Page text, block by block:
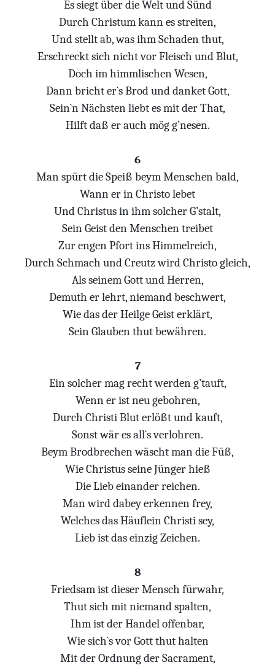
Es siegt über die Welt und Sünd
Durch Christum kann es streiten,
Und stellt ab, was ihm Schaden thut,
Erschreckt sich nicht vor Fleisch und Blut,
Doch im himmlischen Wesen,
Dann bricht er`s Brod und danket Gott,
Sein`n Nächsten liebt es mit der That,
Hilft daß er auch mög g’nesen.
6
Man spürt die Speiß beym Menschen bald,
Wann er in Christo lebet
Und Christus in ihm solcher G’stalt,
Sein Geist den Menschen treibet
Zur engen Pfort ins Himmelreich,
Durch Schmach und Creutz wird Christo gleich,
Als seinem Gott und Herren,
Demuth er lehrt, niemand beschwert,
Wie das der Heilge Geist erklärt,
Sein Glauben thut bewähren.
7
Ein solcher mag recht werden g’tauft,
Wenn er ist neu gebohren,
Durch Christi Blut erlößt und kauft,
Sonst wär es all`s verlohren.
Beym Brodbrechen wäscht man die Füß,
Wie Christus seine Jünger hieß
Die Lieb einander reichen.
Man wird dabey erkennen frey,
Welches das Häuflein Christi sey,
Lieb ist das einzig Zeichen.
8
Friedsam ist dieser Mensch fürwahr,
Thut sich mit niemand spalten,
Ihm ist der Handel offenbar,
Wie sich`s vor Gott thut halten
Mit der Ordnung der Sacrament,